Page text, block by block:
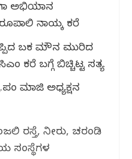
ಅಭಿಯಾನ
ನಾಯ್ಕ ಕರೆ
ಬಳಿಕ ಮೌನ ಮುರಿದ
ಕರೆ ಬಗ್ಗೆ ಬಿಚ್ಚಿಟ್ಟ ಸತ್ಯ
ಮಾಜಿ ಅಧ್ಯಕ್ಷನ
ರಸ್ತೆ,‌ ನೀರು, ಚರಂಡಿ
ಸಂಸ್ಥೆಗಳ